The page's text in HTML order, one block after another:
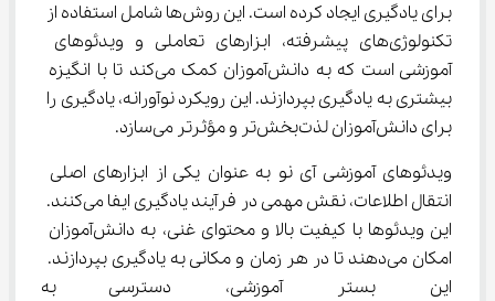
برای یادگیری ایجاد کرده است. این روش‌ها شامل استفاده از
تکنولوژی‌های پیشرفته، ابزارهای تعاملی و ویدئوهای
آموزشی است که به دانش‌آموزان کمک می‌کند تا با انگیزه
بیشتری به یادگیری بپردازند. این رویکرد نوآورانه، یادگیری را
برای دانش‌آموزان لذت‌بخش‌تر و مؤثرتر می‌سازد.
ویدئوهای آموزشی آی نو به عنوان یکی از ابزارهای اصلی
انتقال اطلاعات، نقش مهمی در فرآیند یادگیری ایفا می‌کنند.
این ویدئوها با کیفیت بالا و محتوای غنی، به دانش‌آموزان
امکان می‌دهند تا در هر زمان و مکانی به یادگیری بپردازند.
این بستر آموزشی، دسترسی به